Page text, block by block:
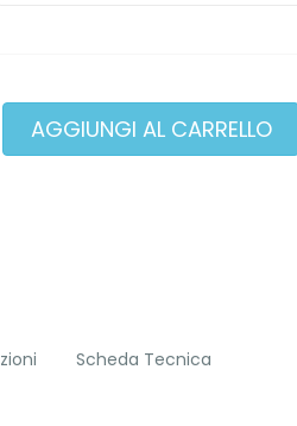
Scheda Tecnica